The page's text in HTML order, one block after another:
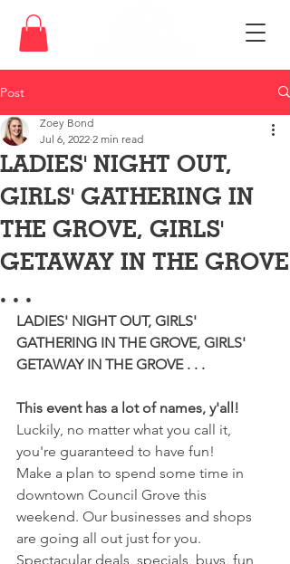
Post
LADIES' NIGHT OUT,
GIRLS' GATHERING IN
THE GROVE, GIRLS'
GETAWAY IN THE GROVE
. . .
Zoey Bond
Jul 6, 2022 2 min read
LADIES' NIGHT OUT, GIRLS'
GATHERING IN THE GROVE, GIRLS'
GETAWAY IN THE GROVE . . .
This event has a lot of names, y'all!
Luckily, no matter what you call it,
you're guaranteed to have fun!
Make a plan to spend some time in
downtown Council Grove this
weekend. Our businesses and shops
are going all out just for you.
Spectacular deals, specials, buys, fun